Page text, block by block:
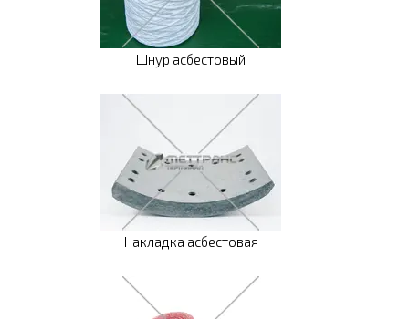
Шнур асбестовый
Накладка асбестовая